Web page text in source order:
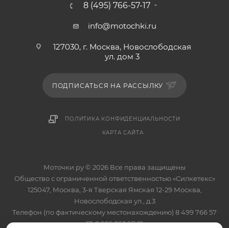
8 (495) 766-57-17
info@motochki.ru
127030, г. Москва, Новослободская
ул. дом 3
ПОДПИСАТЬСЯ НА РАССЫЛКУ
ПОЛИТИКА КОНФИДЕНЦИАЛЬНОСТИ
КАРТА САЙТА
Моточки.ру © 2026 Все права защищены
Общество с ограниченной ответственностью «Силкетекс»
125047, Москва, 3-я Тверская Ямская 12-29 Москва,
Новослободская ул., д.3
Телефон (по фактическому местонахождению) 8 499 766 57
17, 8 926 863 97 21